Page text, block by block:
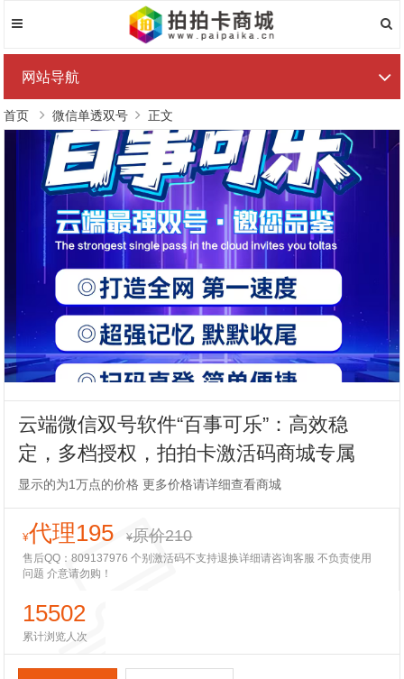
网站导航
首页 微信单透双号 正文
云端微信双号软件“百事可乐”：高效稳
定，多档授权，拍拍卡激活码商城专属
显示的为1万点的价格 更多价格请详细查看商城
¥代理195 ¥原价210
售后QQ：809137976 个别激活码不支持退换详细请咨询客服 不负责使用
问题 介意请勿购！
15502
累计浏览人次